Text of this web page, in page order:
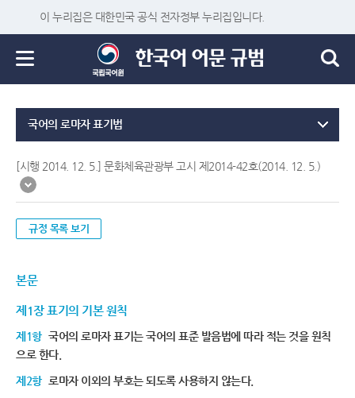
이 누리집은 대한민국 공식 전자정부 누리집입니다.
국어의 로마자 표기법
[시행 2014. 12. 5.] 문화체육관광부 고시 제2014-42호(2014. 12. 5.)
규정 목록 보기
본문
제1장 표기의 기본 원칙
제1항 국어의 로마자 표기는 국어의 표준 발음법에 따라 적는 것을 원칙
으로 한다.
제2항 로마자 이외의 부호는 되도록 사용하지 않는다.